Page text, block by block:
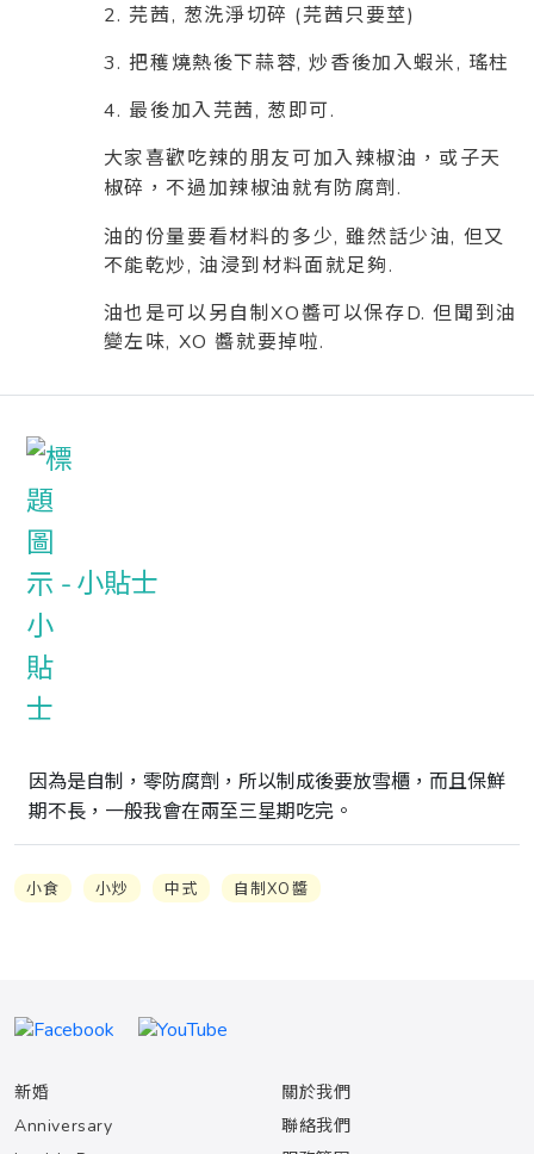
2. 芫茜, 葱洗淨切碎 (芫茜只要莖)
3. 把穫燒熱後下蒜蓉, 炒香後加入蝦米, 瑤柱
4. 最後加入芫茜, 葱即可.
大家喜歡吃辣的朋友可加入辣椒油，或子天
椒碎，不過加辣椒油就有防腐劑.
油的份量要看材料的多少, 雖然話少油, 但又
不能乾炒, 油浸到材料面就足夠.
油也是可以另自制XO醬可以保存D. 但聞到油
變左味, XO 醬就要掉啦.
小貼士
因為是自制，零防腐劑，所以制成後要放雪櫃，而且保鮮
期不長，一般我會在兩至三星期吃完。
小食 小炒 中式 自制XO醬
新婚
Anniversary
關於我們
聯絡我們